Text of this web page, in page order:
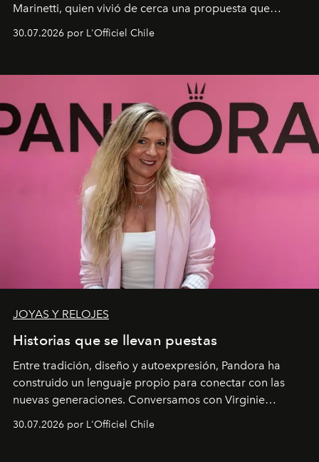
Marinetti, quien vivió de cerca una propuesta que
30.07.2026 por L'Officiel Chile
JOYAS Y RELOJES
Historias que se llevan puestas
Entre tradición, diseño y autoexpresión, Pandora ha
construido un lenguaje propio para conectar con las
nuevas generaciones. Conversamos con Virginie
Latinoamérica, sobre identidad, cultura y el valor
30.07.2026 por L'Officiel Chile